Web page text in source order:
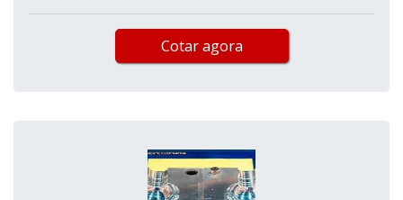
Cotar agora